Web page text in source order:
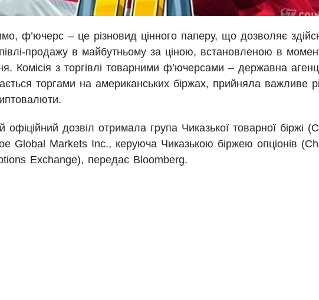
ф’ючерс – це різновид цінного паперу, що дозволяє
продажу в майбутньому за ціною, встановленою в
Комісія з торгівлі товарними ф’ючерсами – державна
торгами на американських біржах, прийняла важливе
офіційний дозвіл отримала група Чиказької товарної біржі
Global Markets Inc., керуюча Чиказькою біржею опціонів
Exchange), передає Bloomberg.